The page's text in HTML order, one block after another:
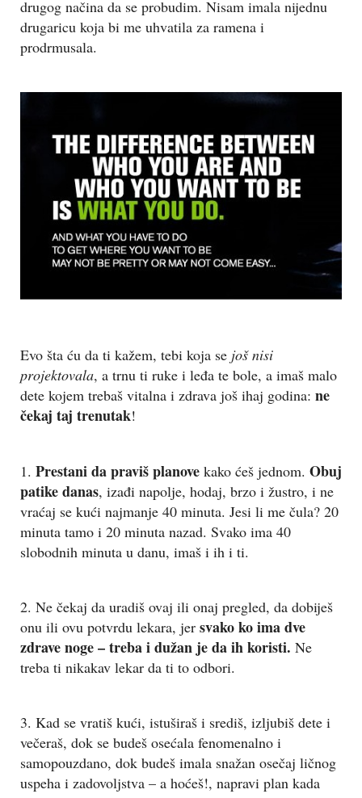
drugog načina da se probudim. Nisam imala nijednu
drugaricu koja bi me uhvatila za ramena i
prodrmusala.
Evo šta ću da ti kažem, tebi koja se još nisi
projektovala, a trnu ti ruke i leđa te bole, a imaš malo
dete kojem trebaš vitalna i zdrava još ihaj godina: ne
čekaj taj trenutak!
1. Prestani da praviš planove kako ćeš jednom. Obuj
patike danas, izađi napolje, hodaj, brzo i žustro, i ne
vraćaj se kući najmanje 40 minuta. Jesi li me čula? 20
minuta tamo i 20 minuta nazad. Svako ima 40
slobodnih minuta u danu, imaš i ih i ti.
2. Ne čekaj da uradiš ovaj ili onaj pregled, da dobiješ
onu ili ovu potvrdu lekara, jer svako ko ima dve
zdrave noge – treba i dužan je da ih koristi. Ne
treba ti nikakav lekar da ti to odbori.
3. Kad se vratiš kući, istuširaš i središ, izljubiš dete i
večeraš, dok se budeš osećala fenomenalno i
samopouzdano, dok budeš imala snažan osečaj ličnog
uspeha i zadovoljstva – a hoćeš!, napravi plan kada